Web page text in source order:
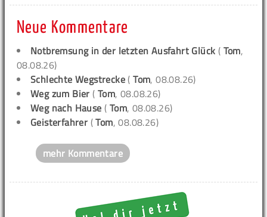
Neue Kommentare
Notbremsung in der letzten Ausfahrt Glück ( Tom,
08.08.26)
Schlechte Wegstrecke (Tom, 08.08.26)
Weg zum Bier (Tom, 08.08.26)
Weg nach Hause ( Tom, 08.08.26)
Geisterfahrer (Tom, 08.08.26)
mehr Kommentare